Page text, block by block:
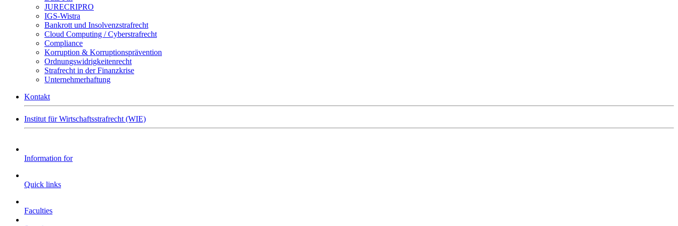
JURECRIPRO
IGS-Wistra
Bankrott und Insolvenzstrafrecht
Cloud Computing / Cyberstrafrecht
Compliance
Korruption & Korruptionsprävention
Ordnungswidrigkeitenrecht
Strafrecht in der Finanzkrise
Unternehmerhaftung
Kontakt
Institut für Wirtschaftsstrafrecht (WIE)
Information for
Quick links
Faculties